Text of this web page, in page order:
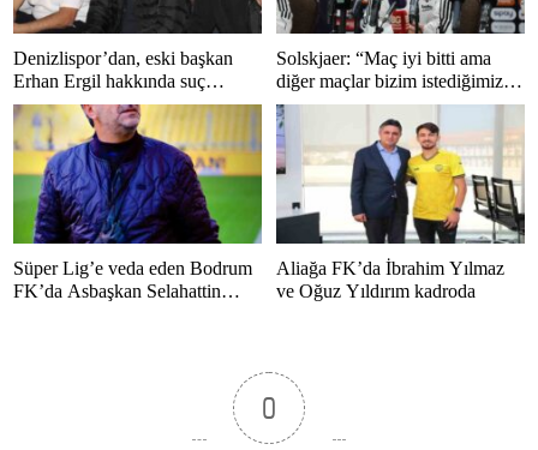
Denizlispor’dan, eski başkan
Erhan Ergil hakkında suç
duyurusu
Solskjaer: “Maç iyi bitti ama
diğer maçlar bizim istediğimiz
gibi bitmedi”
Süper Lig’e veda eden Bodrum
FK’da Asbaşkan Selahattin
Aliağa FK’da İbrahim Yılmaz
ve Oğuz Yıldırım kadroda
0